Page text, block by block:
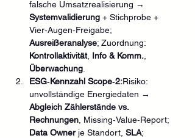
falsche Umsatzrealisierung →
Systemvalidierung + Stichprobe +
Vier‑Augen‑Freigabe;
Ausreißeranalyse; Zuordnung:
Kontrollaktivität, Info & Komm.
Überwachung
ESG‑Kennzahl Scope‑2:Risiko:
unvollständige Energiedaten →
Abgleich Zählerstände vs.
Rechnungen , Missing‑Value‑Report;
Data Owner je Standort, SLA;